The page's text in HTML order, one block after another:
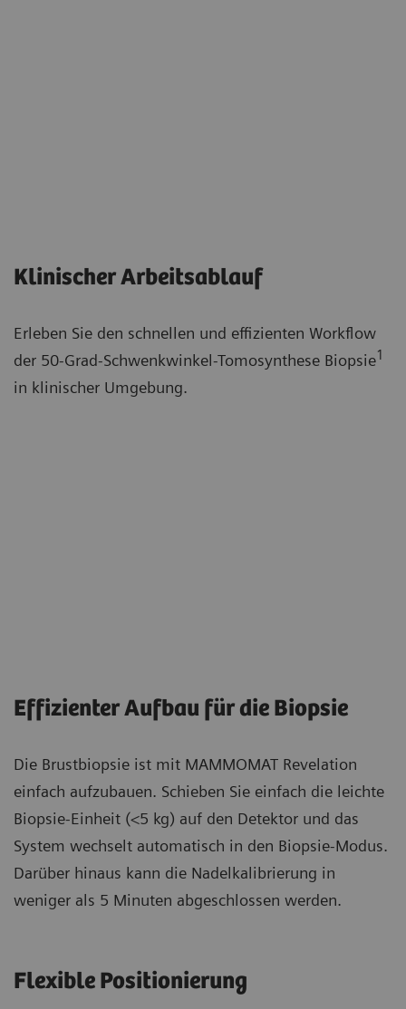
Klinischer Arbeitsablauf
Erleben Sie den schnellen und effizienten Workflow
der 50-Grad-Schwenkwinkel-Tomosynthese Biopsie1
in klinischer Umgebung.
Effizienter Aufbau für die Biopsie
Die Brustbiopsie ist mit MAMMOMAT Revelation
einfach aufzubauen. Schieben Sie einfach die leichte
Biopsie-Einheit (<5 kg) auf den Detektor und das
System wechselt automatisch in den Biopsie-Modus.
Darüber hinaus kann die Nadelkalibrierung in
weniger als 5 Minuten abgeschlossen werden.
Flexible Positionierung